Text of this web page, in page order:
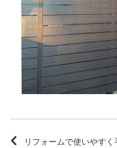
リフォームで使いやすく